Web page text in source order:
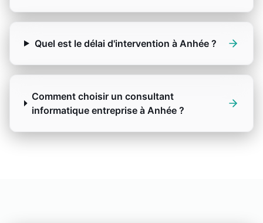
Quel est le délai d'intervention à Anhée ?
Comment choisir un consultant
informatique entreprise à Anhée ?